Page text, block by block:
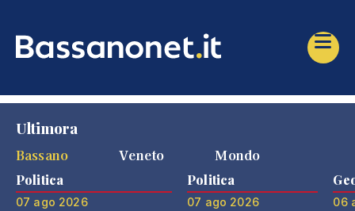
Ultimora
Bassano
Veneto Mondo
Politica
07 ago 2026
Politica
07 ago 2026 06